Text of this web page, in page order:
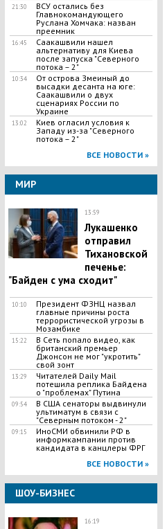
21:30
ВСУ остались без
Главнокомандующего
Руслана Хомчака: назван
преемник
16:45
Саакашвили нашел
альтернативу для Киева
после запуска "Северного
потока – 2"
10:34
​От острова Змеиный до
высадки десанта на юге:
Саакашвили о двух
сценариях России по
Украине
13:02
Киев огласил условия к
Западу из-за "Северного
потока – 2"
ВСЕ НОВОСТИ »
МИР
13:59
Лукашенко
отправил
Тихановской
печенье:
"Байден с ума сходит"
10:10
Президент ФЗНЦ назвал
главные причины роста
террористической угрозы в
Мозамбике
15:22
В Сеть попало видео, как
британский премьер
Джонсон не мог "укротить"
свой зонт
13:29
Читателей Daily Mail
потешила реплика Байдена
о "проблемах" Путина
09:54
В США сенаторы выдвинули
ультиматум в связи с
"Северным потоком - 2"
09:15
ИноСМИ обвинили РФ в
информкампании против
кандидата в канцлеры ФРГ
ВСЕ НОВОСТИ »
ШОУ-БИЗНЕС
16:19